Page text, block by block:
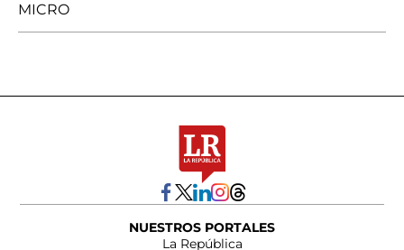
MICRO
NUESTROS PORTALES
La República